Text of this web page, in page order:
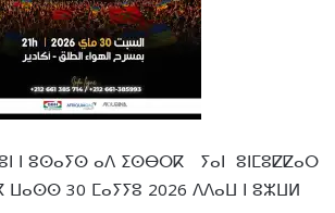
ⵏ ⵓⵙⴰⵢⵙ ⴰⴷ ⵉⵙⴱⵔⴽ ⵢⴰⵏ ⵓⵏⵎⵓⵇⵇⴰⵔ
ⵡⴰⵙⵙ 30 ⵎⴰⵢⵢⵓ 2026 ⴷⴷⴰⵡ ⵏ ⵓⵣⵡⵍ